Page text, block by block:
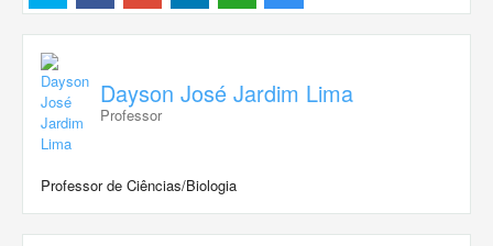
Dayson José Jardim Lima
Professor
Professor de Ciências/Biologia